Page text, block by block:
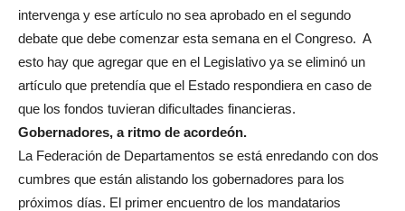
intervenga y ese artículo no sea aprobado en el segundo
debate que debe comenzar esta semana en el Congreso. A
esto hay que agregar que en el Legislativo ya se eliminó un
artículo que pretendía que el Estado respondiera en caso de
que los fondos tuvieran dificultades financieras.
Gobernadores, a ritmo de acordeón.
La Federación de Departamentos se está enredando con dos
cumbres que están alistando los gobernadores para los
próximos días. El primer encuentro de los mandatarios